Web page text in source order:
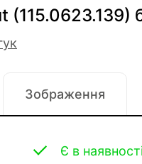
Зображення
Є в